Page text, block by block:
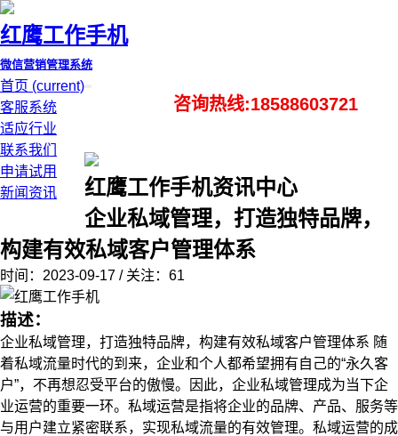
红鹰工作手机
微信营销管理系统
首页 (current)
客服系统
适应行业
联系我们
申请试用
新闻资讯
咨询热线:18588603721
红鹰工作手机资讯中心
企业私域管理，打造独特品牌，
构建有效私域客户管理体系
时间：2023-09-17 / 关注：61
描述：
企业私域管理，打造独特品牌，构建有效私域客户管理体系 随
着私域流量时代的到来，企业和个人都希望拥有自己的“永久客
户”，不再想忍受平台的傲慢。因此，企业私域管理成为当下企
业运营的重要一环。私域运营是指将企业的品牌、产品、服务等
与用户建立紧密联系，实现私域流量的有效管理。私域运营的成